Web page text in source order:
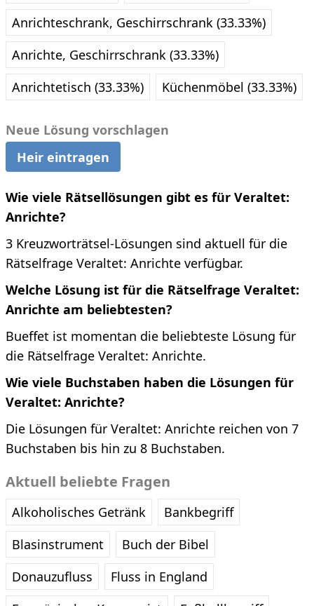
Anrichteschrank, Geschirrschrank (33.33%)
Anrichte, Geschirrschrank (33.33%)
Anrichtetisch (33.33%)
Küchenmöbel (33.33%)
Neue Lösung vorschlagen
Heir eintragen
Wie viele Rätsellösungen gibt es für Veraltet:
Anrichte?
3 Kreuzworträtsel-Lösungen sind aktuell für die
Rätselfrage Veraltet: Anrichte verfügbar.
Welche Lösung ist für die Rätselfrage Veraltet:
Anrichte am beliebtesten?
Bueffet ist momentan die beliebteste Lösung für
die Rätselfrage Veraltet: Anrichte.
Wie viele Buchstaben haben die Lösungen für
Veraltet: Anrichte?
Die Lösungen für Veraltet: Anrichte reichen von 7
Buchstaben bis hin zu 8 Buchstaben.
Aktuell beliebte Fragen
Alkoholisches Getränk
Bankbegriff
Blasinstrument
Buch der Bibel
Donauzufluss
Fluss in England